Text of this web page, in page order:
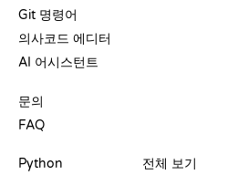
Git 명령어
의사코드 에디터
AI 어시스턴트
문의
FAQ
Python
전체 보기